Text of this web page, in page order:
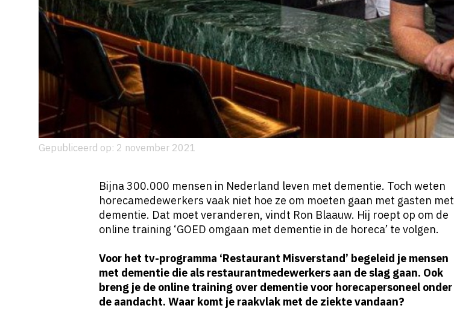
Gepubliceerd op: 2 november 2021
Bijna 300.000 mensen in Nederland leven met dementie. Toch weten
horecamedewerkers vaak niet hoe ze om moeten gaan met gasten met
dementie. Dat moet veranderen, vindt Ron Blaauw. Hij roept op om de
online training ‘GOED omgaan met dementie in de horeca’ te volgen.
Voor het tv-programma ‘Restaurant Misverstand’ begeleid je mensen
met dementie die als restaurantmedewerkers aan de slag gaan. Ook
breng je de online training over dementie voor horecapersoneel onder
de aandacht. Waar komt je raakvlak met de ziekte vandaan?